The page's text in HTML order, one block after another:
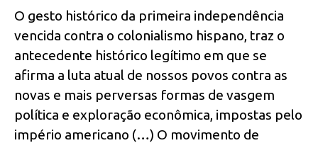
O gesto histórico da primeira independência
vencida contra o colonialismo hispano, traz o
antecedente histórico legítimo em que se
afirma a luta atual de nossos povos contra as
novas e mais perversas formas de vasgem
política e exploração econômica, impostas pelo
império americano (…) O movimento de